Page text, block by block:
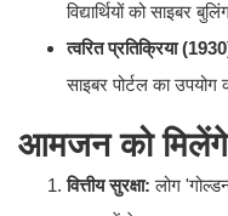
विद्यार्थियों को
त्वरित प्रतिक्रिया
साइबर पोर्टल का
आमजन को
वित्तीय सुरक्षा: लोग